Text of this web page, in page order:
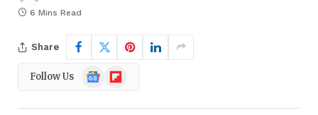
6 Mins Read
Share
Follow Us
Google
News
Flipboard